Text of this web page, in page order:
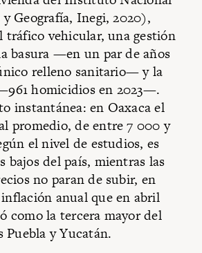
Geografía, Inegi, 2020),
tráfico vehicular, una gestión
basura —en un par de años
relleno sanitario— y la
homicidios en 2023—.
instantánea: en Oaxaca el
promedio, de entre 7 000 y
el nivel de estudios, es
bajos del país, mientras las
no paran de subir, en
anual que en abril
como la tercera mayor del
Puebla y Yucatán.